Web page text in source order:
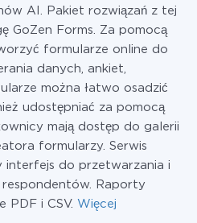
AI. Pakiet rozwiązań z tej
GoZen Forms. Za pomocą
formularze online do
danych, ankiet,
można łatwo osadzić
udostępniać za pomocą
mają dostęp do galerii
formularzy. Serwis
do przetwarzania i
Raporty
PDF i CSV. Więcej